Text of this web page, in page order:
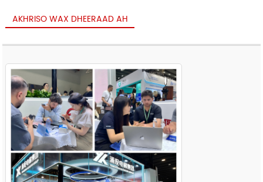
AKHRISO WAX DHEERAAD AH